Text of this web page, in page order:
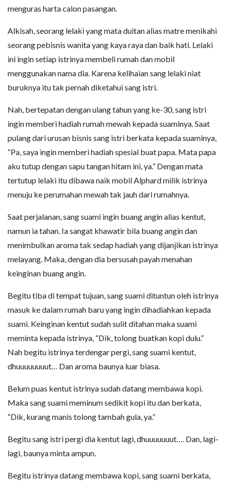
menguras harta calon pasangan.
Alkisah, seorang lelaki yang mata duitan alias matre menikahi
seorang pebisnis wanita yang kaya raya dan baik hati. Lelaki
ini ingin setiap istrinya membeli rumah dan mobil
menggunakan nama dia. Karena kelihaian sang lelaki niat
buruknya itu tak pernah diketahui sang istri.
Nah, bertepatan dengan ulang tahun yang ke-30, sang istri
ingin memberi hadiah rumah mewah kepada suaminya. Saat
pulang dari urusan bisnis sang istri berkata kepada suaminya,
“Pa, saya ingin memberi hadiah spesial buat papa. Mata papa
aku tutup dengan sapu tangan hitam ini, ya.” Dengan mata
tertutup lelaki itu dibawa naik mobil Alphard milik istrinya
menuju ke perumahan mewah tak jauh dari rumahnya.
Saat perjalanan, sang suami ingin buang angin alias kentut,
namun ia tahan. Ia sangat khawatir bila buang angin dan
menimbulkan aroma tak sedap hadiah yang dijanjikan istrinya
melayang. Maka, dengan dia bersusah payah menahan
keinginan buang angin.
Begitu tiba di tempat tujuan, sang suami dituntun oleh istrinya
masuk ke dalam rumah baru yang ingin dihadiahkan kepada
suami. Keinginan kentut sudah sulit ditahan maka suami
meminta kepada istrinya, “Dik, tolong buatkan kopi dulu.”
Nah begitu istrinya terdengar pergi, sang suami kentut,
dhuuuuuuuut… Dan aroma baunya luar biasa.
Belum puas kentut istrinya sudah datang membawa kopi.
Maka sang suami meminum sedikit kopi itu dan berkata,
“Dik, kurang manis tolong tambah gula, ya.”
Begitu sang istri pergi dia kentut lagi, dhuuuuuuut…. Dan, lagi-
lagi, baunya minta ampun.
Begitu istrinya datang membawa kopi, sang suami berkata,